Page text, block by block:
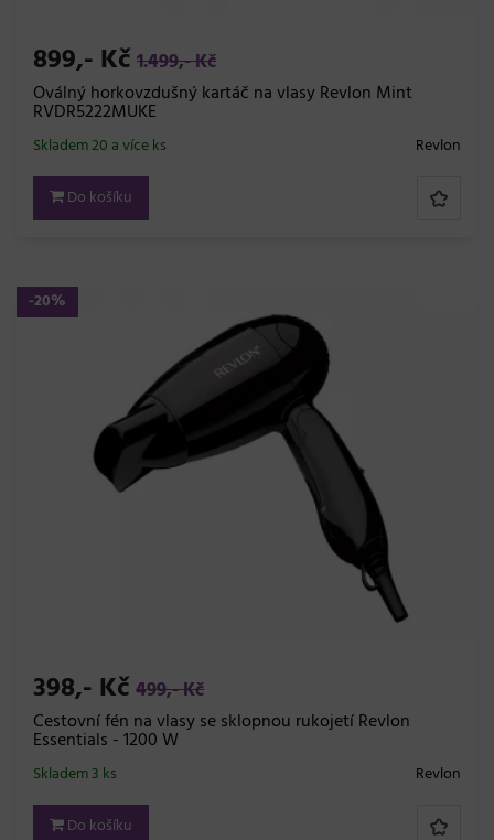
899,- Kč 1.499,- Kč
Oválný horkovzdušný kartáč na vlasy Revlon Mint
RVDR5222MUKE
Revlon
Skladem 20 a více ks
Do košíku
-20%
398,- Kč 499,- Kč
Cestovní fén na vlasy se sklopnou rukojetí Revlon
Essentials - 1200 W
Revlon
Skladem 3 ks
Do košíku